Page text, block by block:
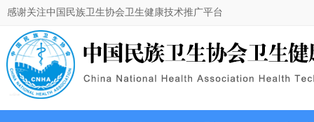
感谢关注中国民族卫生协会卫生健康技术推广平台